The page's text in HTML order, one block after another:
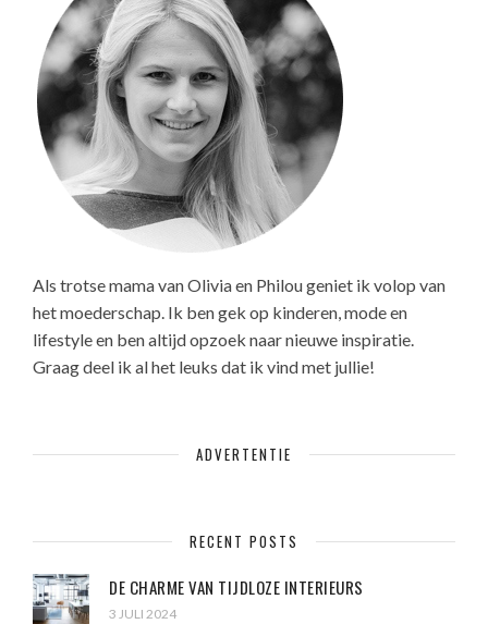
Als trotse mama van Olivia en Philou geniet ik volop van
het moederschap. Ik ben gek op kinderen, mode en
lifestyle en ben altijd opzoek naar nieuwe inspiratie.
Graag deel ik al het leuks dat ik vind met jullie!
ADVERTENTIE
RECENT POSTS
DE CHARME VAN TIJDLOZE INTERIEURS
3 JULI 2024